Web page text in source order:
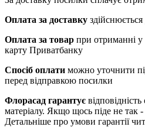
Оплата за доставку здійснюється
Оплата за товар при отриманні у
карту Приватбанку
Спосіб оплати можно уточнити
перед відправкою посилки
Флорасад гарантує
матеріалу. Якщо щось піде не так
Детальніше про умови гарантії